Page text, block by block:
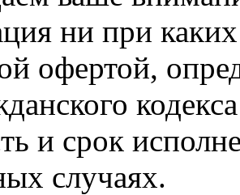
ни при каких
офертой,
и срок
случаях.